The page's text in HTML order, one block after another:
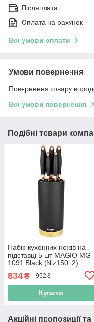
Післяплата
Оплата на рахунок
Всі умови оплати
Умови повернення
Повернення товару
Всі умови повернення
Подібні товари
Набір кухонних ножів на
підставці 5 шт MAGIO MG-
1091 Black (Niz15012)
834 ₴ 952 ₴
Купити
Акційні пропозиції